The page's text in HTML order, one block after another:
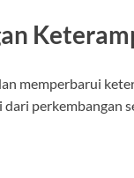
memperbarui
perkembangan